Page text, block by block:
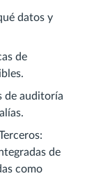
datos y
de
de auditoría
de
como